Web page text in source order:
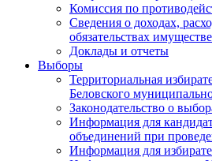
Комиссия по
Сведения о доходах,
обязательствах
Доклады и отчеты
Выборы
Территориальная
Беловского
Законодательство о
Информация для
объединений при
Информация для